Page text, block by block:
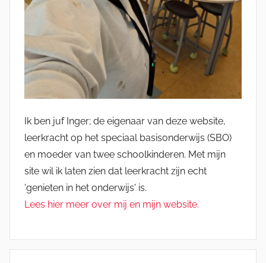
Ik ben juf Inger; de eigenaar van deze website,
leerkracht op het speciaal basisonderwijs (SBO)
en moeder van twee schoolkinderen. Met mijn
site wil ik laten zien dat leerkracht zijn echt
'genieten in het onderwijs' is.
Lees hier meer over mij en mijn website.